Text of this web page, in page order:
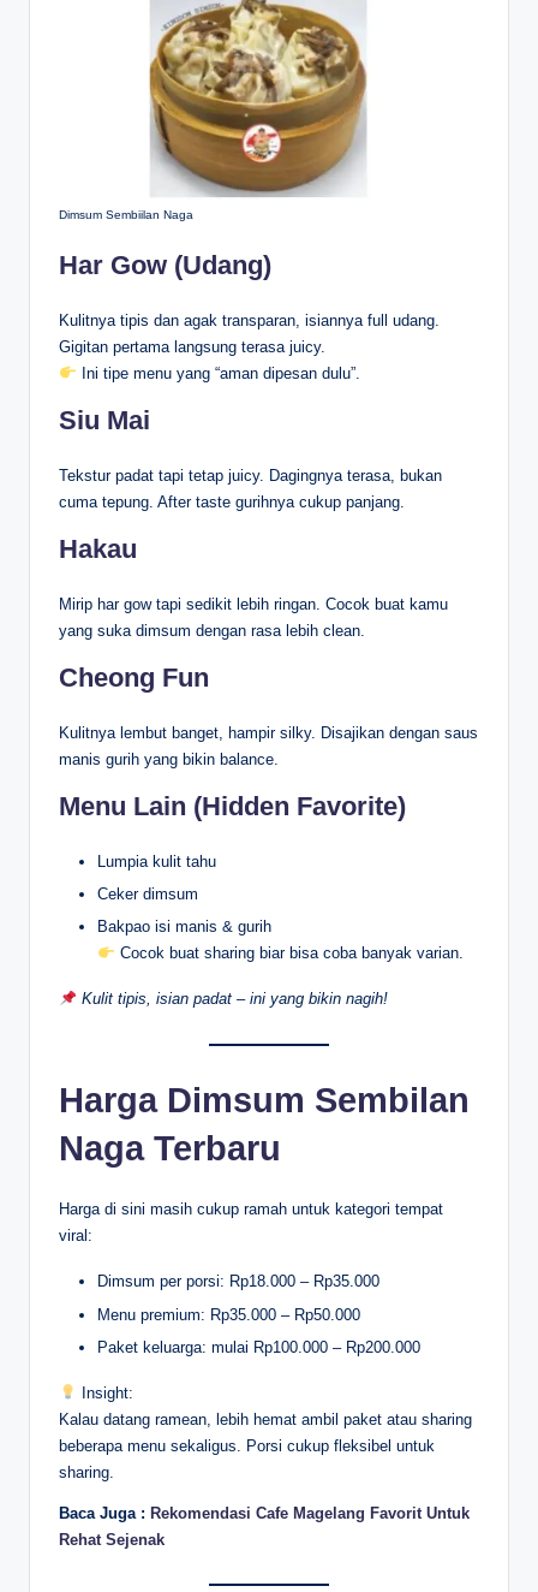
Dimsum Sembiilan Naga
Har Gow (Udang)
Kulitnya tipis dan agak transparan, isiannya full udang.
Gigitan pertama langsung terasa juicy.
Ini tipe menu yang “aman dipesan dulu”.
Siu Mai
Tekstur padat tapi tetap juicy. Dagingnya terasa, bukan
cuma tepung. After taste gurihnya cukup panjang.
Hakau
Mirip har gow tapi sedikit lebih ringan. Cocok buat kamu
yang suka dimsum dengan rasa lebih clean.
Cheong Fun
Kulitnya lembut banget, hampir silky. Disajikan dengan saus
manis gurih yang bikin balance.
Menu Lain (Hidden Favorite)
Lumpia kulit tahu
Ceker dimsum
Bakpao isi manis & gurih
Cocok buat sharing biar bisa coba banyak varian.
Kulit tipis, isian padat – ini yang bikin nagih!
Harga Dimsum Sembilan
Naga Terbaru
Harga di sini masih cukup ramah untuk kategori tempat
viral:
Dimsum per porsi: Rp18.000 – Rp35.000
Menu premium: Rp35.000 – Rp50.000
Paket keluarga: mulai Rp100.000 – Rp200.000
Insight:
Kalau datang ramean, lebih hemat ambil paket atau sharing
beberapa menu sekaligus. Porsi cukup fleksibel untuk
sharing.
Baca Juga : Rekomendasi Cafe Magelang Favorit Untuk
Rehat Sejenak